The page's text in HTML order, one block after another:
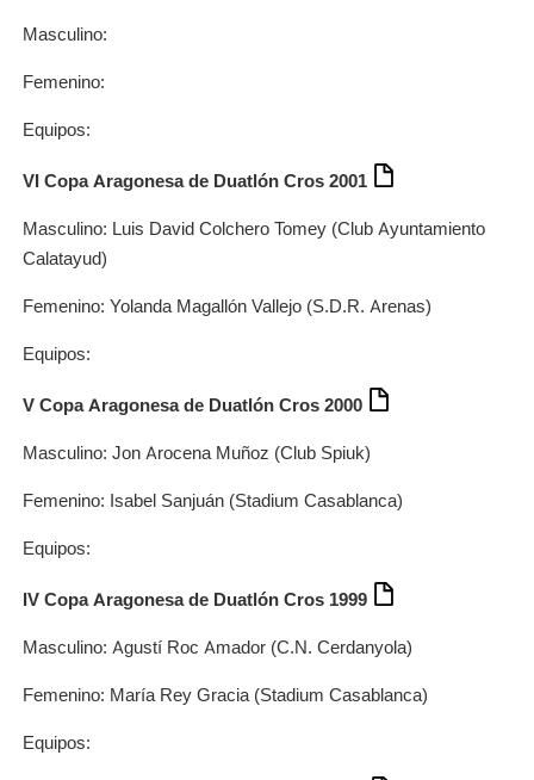
Masculino:
Femenino:
Equipos:
VI Copa Aragonesa de Duatlón Cros 2001
Masculino: Luis David Colchero Tomey (Club Ayuntamiento
Calatayud)
Femenino: Yolanda Magallón Vallejo (S.D.R. Arenas)
Equipos:
V Copa Aragonesa de Duatlón Cros 2000
Masculino: Jon Arocena Muñoz (Club Spiuk)
Femenino: Isabel Sanjuán (Stadium Casablanca)
Equipos:
IV Copa Aragonesa de Duatlón Cros 1999
Masculino: Agustí Roc Amador (C.N. Cerdanyola)
Femenino: María Rey Gracia (Stadium Casablanca)
Equipos: